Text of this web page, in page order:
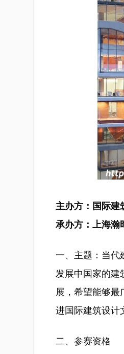
主办方：国际
承办方：上海瀚
一、主题：当代
发展中国家的建
展，希望能够最
进国际建筑设计
二、参赛资格